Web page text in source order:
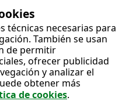
técnicas necesarias para
También se usan
de permitir
ofrecer publicidad
y analizar el
obtener más
de cookies.